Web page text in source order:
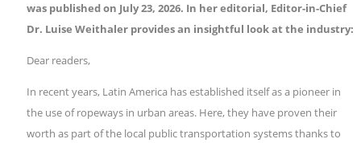
was published on July 23, 2026. In her editorial, Editor-in-Chief
Dr. Luise Weithaler provides an insightful look at the industry:
Dear readers,
In recent years, Latin America has established itself as a pioneer in
the use of ropeways in urban areas. Here, they have proven their
worth as part of the local public transportation systems thanks to